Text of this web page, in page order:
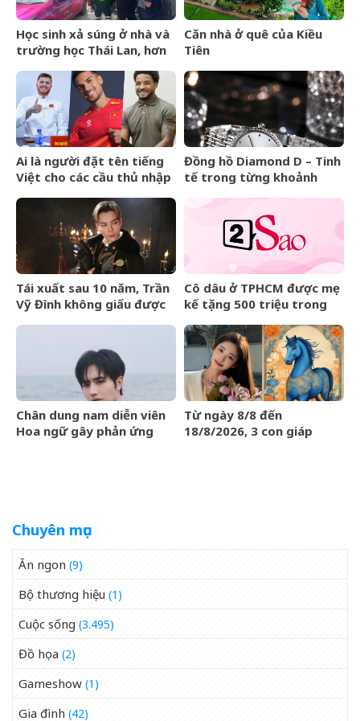
Học sinh xả súng ở nhà và
trường học Thái Lan, hơn
Căn nhà ở quê của Kiều
Tiên
Ai là người đặt tên tiếng
Việt cho các cầu thủ nhập
Đồng hồ Diamond D – Tinh
tế trong từng khoảnh
Tái xuất sau 10 năm, Trần
Vỹ Đình không giấu được
Cô dâu ở TPHCM được mẹ
kế tặng 500 triệu trong
‘gây sốt’
Chân dung nam diễn viên
Hoa ngữ gây phản ứng
Từ ngày 8/8 đến
18/8/2026, 3 con giáp
Chuyên mục
Ăn ngon (9)
Bộ thương hiệu (1)
Cuộc sống (3.495)
Đồ họa (2)
Gameshow (1)
Gia đình (42)